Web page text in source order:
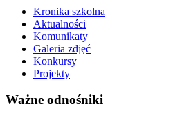
Kronika szkolna
Aktualności
Komunikaty
Galeria zdjęć
Konkursy
Projekty
Ważne odnośniki